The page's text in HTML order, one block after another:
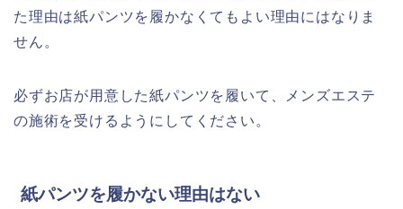
た理由は紙パンツを履かなくてもよい理由にはなりま
せん。
必ずお店が用意した紙パンツを履いて、メンズエステ
の施術を受けるようにしてください。
紙パンツを履かない理由はない